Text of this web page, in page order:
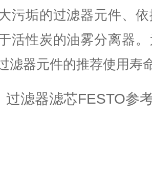
污垢的过滤器元件、
活性炭的油雾分离器
滤器元件的推荐使用寿